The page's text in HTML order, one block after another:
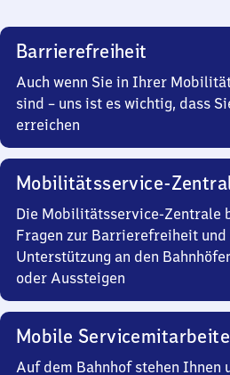
Barrierefreiheit
Auch wenn Sie in Ihrer
sind – uns ist es wichtig, dass
erreichen
Mobilitätsservice-
Die Mobilitätsservice-Zentrale
Fragen zur Barrierefreiheit
Unterstützung an den
oder Aussteigen
Mobile
Auf dem Bahnhof stehen Ihnen